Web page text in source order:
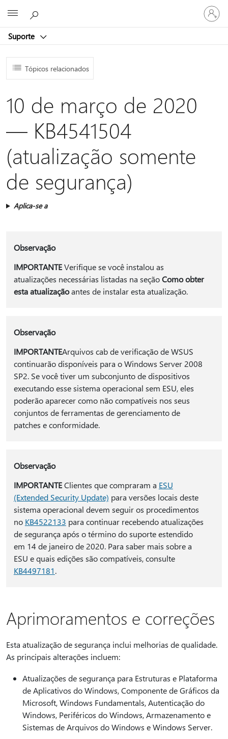
Suporte
Entre
em
sua
Tópicos relacionados
10 de março de 2020
— KB4541504
(atualização somente
de segurança)
Aplica-se a
Observação
IMPORTANTEVerifique se você instalou as
atualizações necessárias listadas na seçãoComo obter
esta atualizaçãoantes de instalar esta atualização.
Observação
IMPORTANTEArquivos cab de verificação de WSUS
continuarão disponíveis para o Windows Server 2008
SP2. Se você tiver um subconjunto de dispositivos
executando esse sistema operacional sem ESU, eles
poderão aparecer como não compatíveis nos seus
conjuntos de ferramentas de gerenciamento de
patches e conformidade.
Observação
IMPORTANTEClientes que compraram a ESU
(Extended Security Update) para versões locais deste
sistema operacional devem seguir os procedimentos
no KB4522133 para continuar recebendo atualizações
de segurança após o término do suporte estendido
em 14 de janeiro de 2020. Para saber mais sobre a
ESU e quais edições são compatíveis, consulte
KB4497181.
Aprimoramentos e correções
Esta atualização de segurança inclui melhorias de qualidade.
As principais alterações incluem:
Atualizações de segurança para Estruturas e Plataforma
de Aplicativos do Windows, Componente de Gráficos da
Microsoft, Windows Fundamentals, Autenticação do
Windows, Periféricos do Windows, Armazenamento e
Sistemas de Arquivos do Windows e Windows Server.